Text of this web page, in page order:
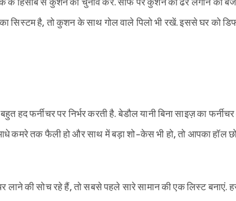
के हिसाब से कुशन का चुनाव करें. सोफे पर कुशन का ढेर लगाने की
सिस्टम है, तो कुशन के साथ गोल वाले पिलो भी रखें. इससे घर को
हद फर्नीचर पर निर्भर करती है. बेडौल यानी बिना साइज़ का
कमरे तक फैली हो और साथ में बड़ा शो-केस भी हो, तो आपका हॉल
लाने की सोच रहे हैं, तो सबसे पहले सारे सामान की एक लिस्ट